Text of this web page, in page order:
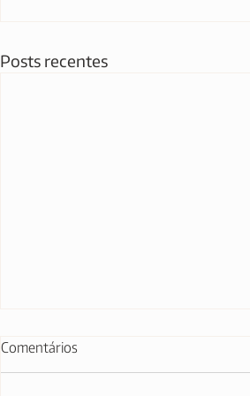
Posts recentes
Comentários